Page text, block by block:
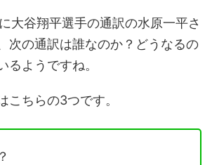
大谷翔平選手の通訳の水原一平さ
次の通訳は誰なのか？どうなるの
るようですね。
こちらの3つです。